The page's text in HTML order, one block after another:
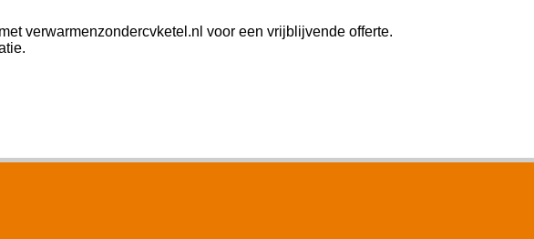
verwarmenzondercvketel.nl voor een vrijblijvende offerte.